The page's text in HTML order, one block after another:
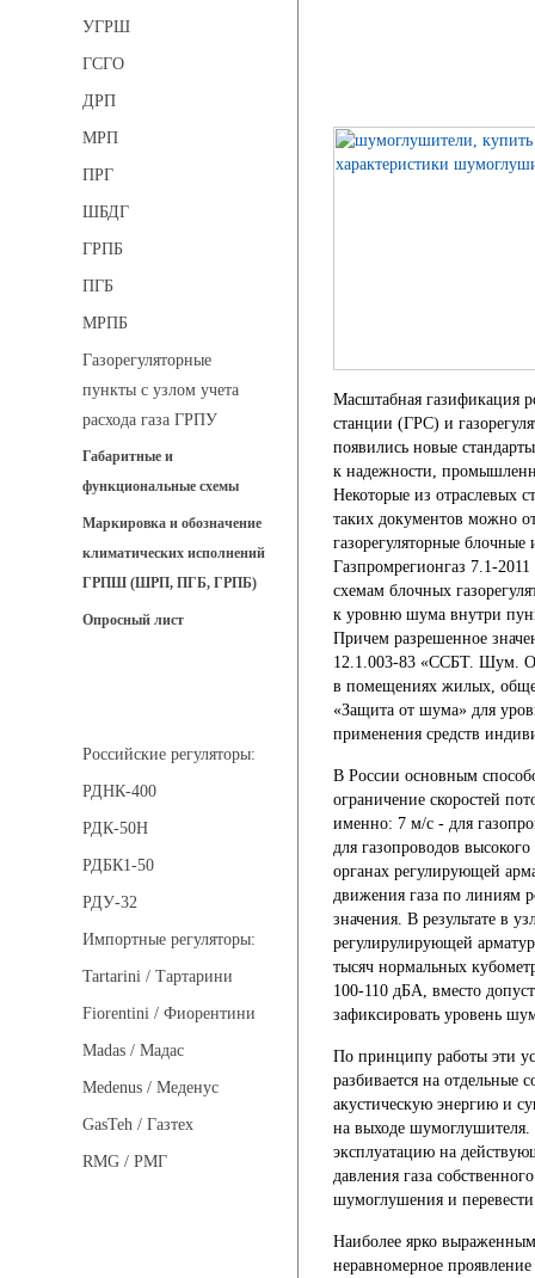
УГРШ
ГСГО
ДРП
МРП
ПРГ
ШБДГ
ГРПБ
ПГБ
МРПБ
Газорегуляторные
пункты с узлом учета
расхода газа ГРПУ
Габаритные и
функциональные схемы
Маркировка и обозначение
климатических исполнений
ГРПШ (ШРП, ПГБ, ГРПБ)
Опросный лист
Российские регуляторы:
РДНК-400
РДК-50Н
РДБК1-50
РДУ-32
Импортные регуляторы:
Tartarini / Тартарини
Fiorentini / Фиорентини
Madas / Мадас
Medenus / Меденус
GasTeh / Газтех
RMG / РМГ
Масштабная газификация
станции (ГРС) и
появились новые
к надежности,
Некоторые из отраслевых
таких документов можно
газорегуляторные
Газпромрегионгаз 7.1-
схемам блочных
к уровню шума внутри
Причем разрешенное
12.1.003-83 «ССБТ. Шум.
в помещениях жилых,
«Защита от шума» для
применения средств
В России основным
ограничение скоростей
именно: 7 м/с - для
для газопроводов
органах регулирующей
движения газа по линиям
значения. В результате в
регулирулирующей
тысяч нормальных
100-110 дБА, вместо
зафиксировать уровень
По принципу работы эти
разбивается на отдельные
акустическую энергию и
на выходе шумоглушителя.
эксплуатацию на
давления газа
шумоглушения и перевести
Наиболее ярко выраженным
неравномерное